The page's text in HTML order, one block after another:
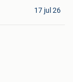
17 jul 26